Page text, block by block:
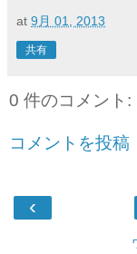
at 9月 01, 2013
共有
0 件のコメント:
コメントを投稿
‹